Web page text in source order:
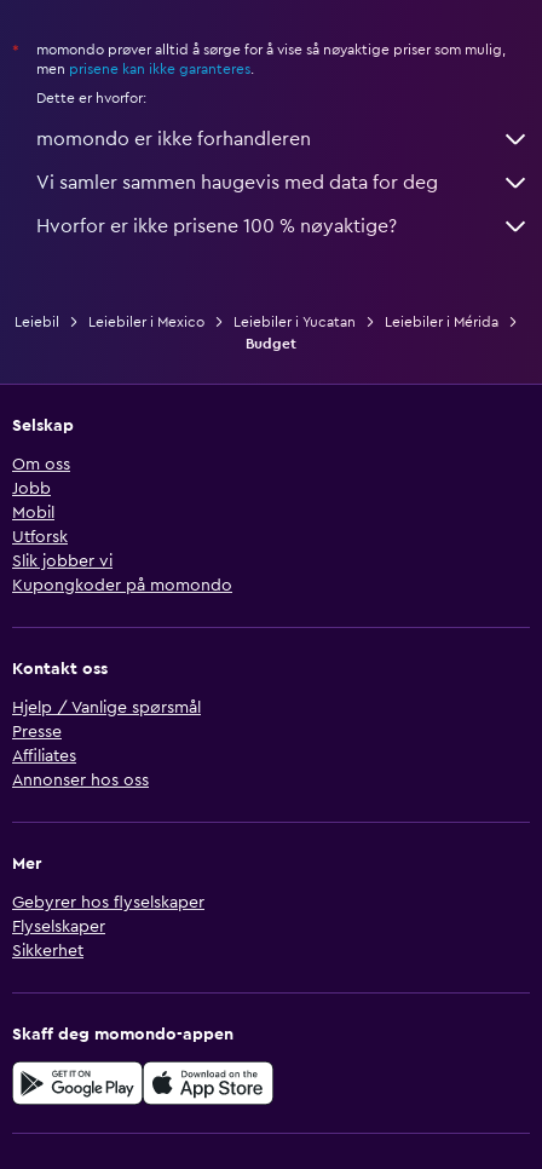
*
momondo prøver alltid å sørge for å vise så nøyaktige priser som mulig,
men prisene kan ikke garanteres.
Dette er hvorfor:
momondo er ikke forhandleren
Vi samler sammen haugevis med data for deg
Hvorfor er ikke prisene 100 % nøyaktige?
Leiebil Leiebiler i Mexico Leiebiler i Yucatan
Leiebiler i Mérida
Budget
Selskap
Om oss
Jobb
Mobil
Utforsk
Slik jobber vi
Kupongkoder på momondo
Kontakt oss
Hjelp / Vanlige spørsmål
Presse
Affiliates
Annonser hos oss
Mer
Gebyrer hos flyselskaper
Flyselskaper
Sikkerhet
Skaff deg momondo-appen